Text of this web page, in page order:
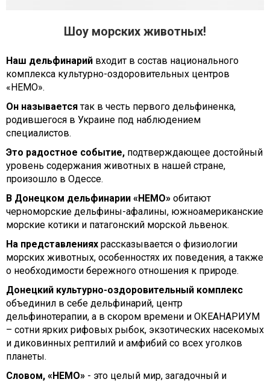
Шоу морских животных!
Наш дельфинарий входит в состав национального
комплекса культурно-оздоровительных центров
«НЕМО».
Он называетсятак в честь первого дельфиненка,
родившегося в Украине под наблюдением
специалистов.
Это радостное событие, подтверждающее достойный
уровень содержания животных в нашей стране,
произошло в Одессе.
В Донецком дельфинарии «НЕМО» обитают
черноморские дельфины-афалины, южноамериканские
морские котики и патагонский морской львенок.
На представлениях рассказывается о физиологии
морских животных, особенностях их поведения, а также
о необходимости бережного отношения к природе.
Донецкий культурно-оздоровительный комплекс
объединил в себе дельфинарий, центр
дельфинотерапии, а в скором времени и ОКЕАНАРИУМ
– сотни ярких рифовых рыбок, экзотических насекомых
и диковинных рептилий и амфибий со всех уголков
планеты.
Словом, «НЕМО» - это целый мир, загадочный и